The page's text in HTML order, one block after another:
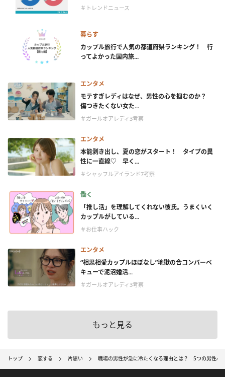
＃トレンドニュース
暮らす
カップル旅行で人気の都道府県ランキング！ 行
ってよかった国内旅...
エンタメ
モテすぎレディはなぜ、男性の心を掴むのか？
傷つきたくない女た...
＃ガールオアレディ3考察
エンタメ
本能剥き出し、夏の恋がスタート！ タイプの異
性に一直線♡ 早く...
＃シャッフルアイランド7考察
働く
「推し活」を理解してくれない彼氏。うまくいく
カップルがしている...
＃お仕事ハック
エンタメ
“相思相愛カップルほぼなし”地獄の合コンバーベ
キューで泥沼婚活...
＃ガールオアレディ3考察
もっと見る
トップ 恋する 片思い 職場の男性が急に冷たくなる理由とは？ 5つの男性心